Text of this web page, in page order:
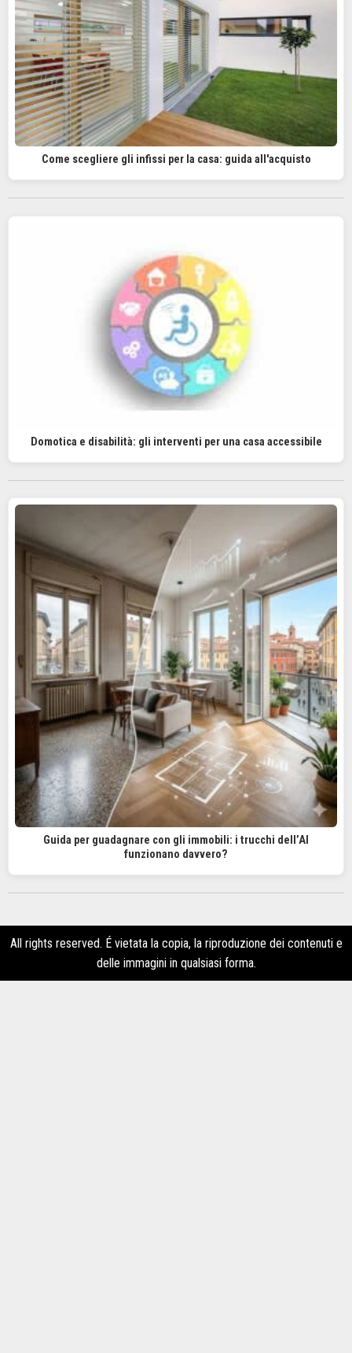
Come scegliere gli infissi per la casa: guida all'acquisto
Domotica e disabilità: gli interventi per una casa accessibile
Guida per guadagnare con gli immobili: i trucchi dell’AI
funzionano davvero?
All rights reserved. É vietata la copia, la riproduzione dei contenuti e
delle immagini in qualsiasi forma.